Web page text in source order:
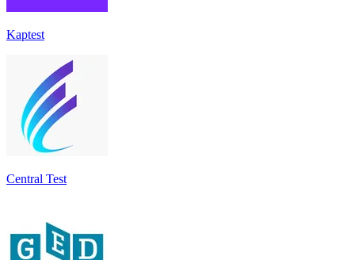
Kaptest
Central Test